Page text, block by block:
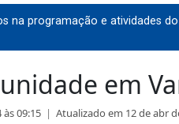
na programação e atividades do
em
09:15 | Atualizado em 12 de abr